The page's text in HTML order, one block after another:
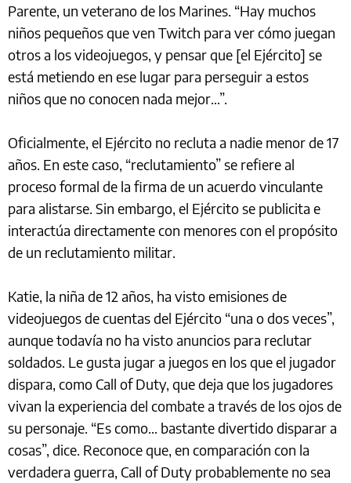
Parente, un veterano de los Marines. “Hay muchos
niños pequeños que ven Twitch para ver cómo juegan
otros a los videojuegos, y pensar que [el Ejército] se
está metiendo en ese lugar para perseguir a estos
niños que no conocen nada mejor…”.
Oficialmente, el Ejército no recluta a nadie menor de 17
años. En este caso, “reclutamiento” se refiere al
proceso formal de la firma de un acuerdo vinculante
para alistarse. Sin embargo, el Ejército se publicita e
interactúa directamente con menores con el propósito
de un reclutamiento militar.
Katie, la niña de 12 años, ha visto emisiones de
videojuegos de cuentas del Ejército “una o dos veces”,
aunque todavía no ha visto anuncios para reclutar
soldados. Le gusta jugar a juegos en los que el jugador
dispara, como Call of Duty, que deja que los jugadores
vivan la experiencia del combate a través de los ojos de
su personaje. “Es como… bastante divertido disparar a
cosas”, dice. Reconoce que, en comparación con la
verdadera guerra, Call of Duty probablemente no sea